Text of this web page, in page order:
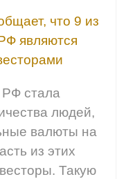
РФ стала
людей,
валюты на
из этих
Такую